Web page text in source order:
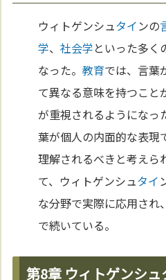
ウィトゲンシュタインの
学、社会学といった多く
なった。教育では、言葉
て異なる意味を持つこと
が重視されるようになっ
葉が個人の内面的な表現
理解されるべきと考えら
て、ウィトゲンシュタイ
な分野で実際に応用され
で続いている。
第8章 ウィトゲンシ